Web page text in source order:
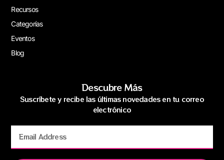
Recursos
Categorías
Eventos
Blog
Descubre Más
Suscríbete y recibe las últimas novedades en tu correo
electrónico